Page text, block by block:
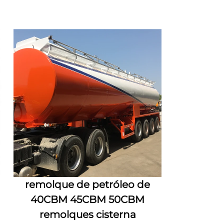
remolque de petróleo de
40CBM 45CBM 50CBM
remolques cisterna